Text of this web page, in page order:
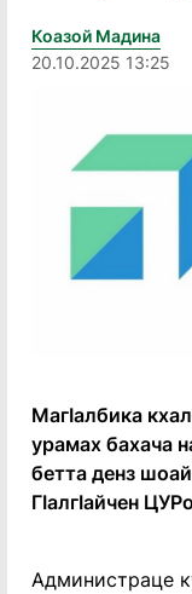
Коазой Мадина
20.10.2025 13:25
Магӏалбика
урамах бахача
бетта денз
Гӏалгӏайчен
Администраце